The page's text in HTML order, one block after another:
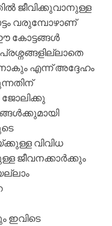
ജീവിക്കുവാനുള്ള
വരുമ്പോഴാണ്
കോട്ടങ്ങള്‍
എന്ന് അദ്ദേഹം
ജോലിക്കു
വിവിധ
ജീവനക്കാര്‍ക്കും
ഇവിടെ